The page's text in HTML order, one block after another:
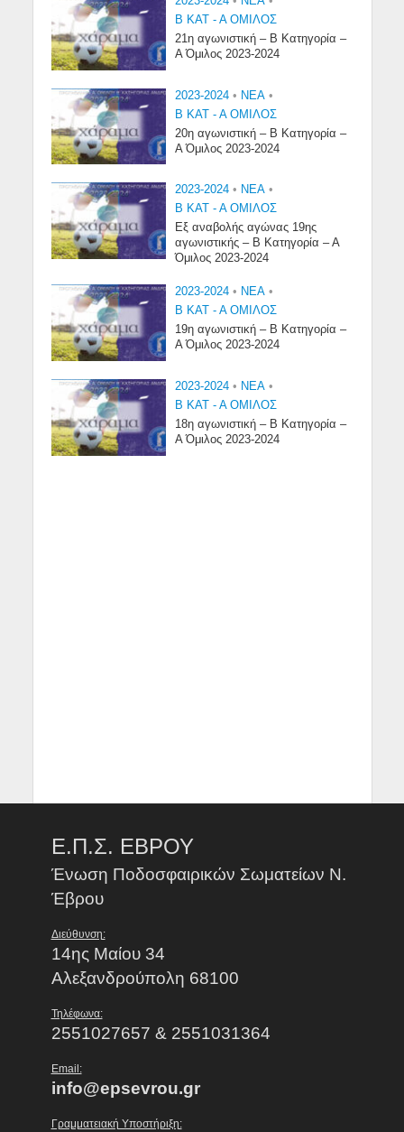
Β ΚΑΤ - Α ΟΜΙΛΟΣ
21η αγωνιστική – Β Κατηγορία –
Α Όμιλος 2023-2024
2023-2024 • NEA •
Β ΚΑΤ - Α ΟΜΙΛΟΣ
20η αγωνιστική – Β Κατηγορία –
Α Όμιλος 2023-2024
2023-2024 • NEA •
Β ΚΑΤ - Α ΟΜΙΛΟΣ
Εξ αναβολής αγώνας 19ης
αγωνιστικής – Β Κατηγορία – Α
Όμιλος 2023-2024
2023-2024 • NEA •
Β ΚΑΤ - Α ΟΜΙΛΟΣ
19η αγωνιστική – Β Κατηγορία –
Α Όμιλος 2023-2024
2023-2024 • NEA •
Β ΚΑΤ - Α ΟΜΙΛΟΣ
18η αγωνιστική – Β Κατηγορία –
Α Όμιλος 2023-2024
Ε.Π.Σ. ΕΒΡΟΥ
Ένωση Ποδοσφαιρικών Σωματείων Ν.
Έβρου
Διεύθυνση:
14ης Μαίου 34
Αλεξανδρούπολη 68100
Τηλέφωνα:
2551027657 & 2551031364
Email:
info@epsevrou.gr
Γραμματειακή Υποστήριξη: